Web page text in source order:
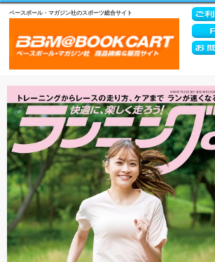
ベースボール・マガジン社のスポーツ総合サイト